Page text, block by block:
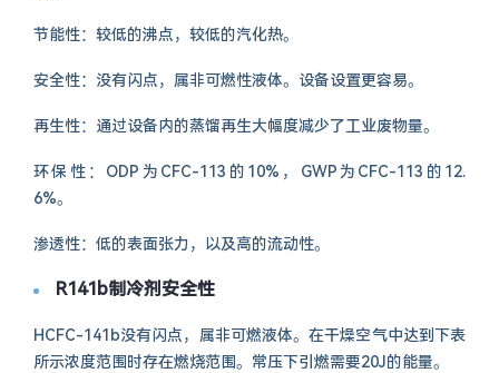
节能性：较低的沸点，较低的汽化热。
安全性：没有闪点，属非可燃性液体。设备设置更容易。
再生性：通过设备内的蒸馏再生大幅度减少了工业废物量。
环保性：ODP为CFC-113的10%，GWP为CFC-113的12.
6%。
渗透性：低的表面张力，以及高的流动性。
R141b制冷剂安全性
HCFC-141b没有闪点，属非可燃液体。在干燥空气中达到下表
所示浓度范围时存在燃烧范围。常压下引燃需要20J的能量。